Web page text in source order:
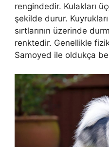
rengindedir. Kulakları
şekilde durur.
sırtlarının üzerinde
renktedir. Genellikle
Samoyed ile oldukça